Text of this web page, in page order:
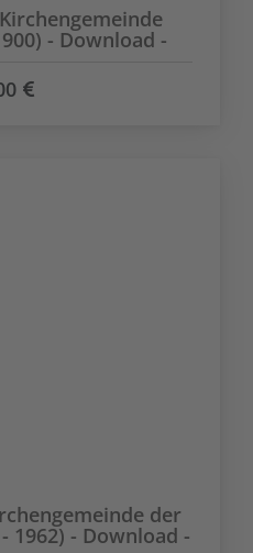
- Download -
der
1962) - Download -